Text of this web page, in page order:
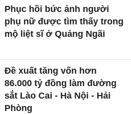
Phục hồi bức ảnh người
phụ nữ được tìm thấy trong
mộ liệt sĩ ở Quảng Ngãi
Đề xuất tăng vốn hơn
86.000 tỷ đồng làm đường
sắt Lào Cai - Hà Nội - Hải
Phòng